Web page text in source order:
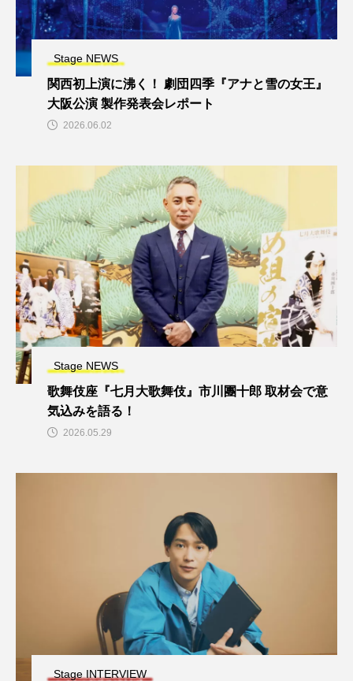
Stage NEWS
関西初上演に沸く！ 劇団四季『アナと雪の女王』
大阪公演 製作発表会レポート
2026.06.02
Stage NEWS
歌舞伎座『七月大歌舞伎』市川團十郎 取材会で意
気込みを語る！
2026.05.29
Stage INTERVIEW